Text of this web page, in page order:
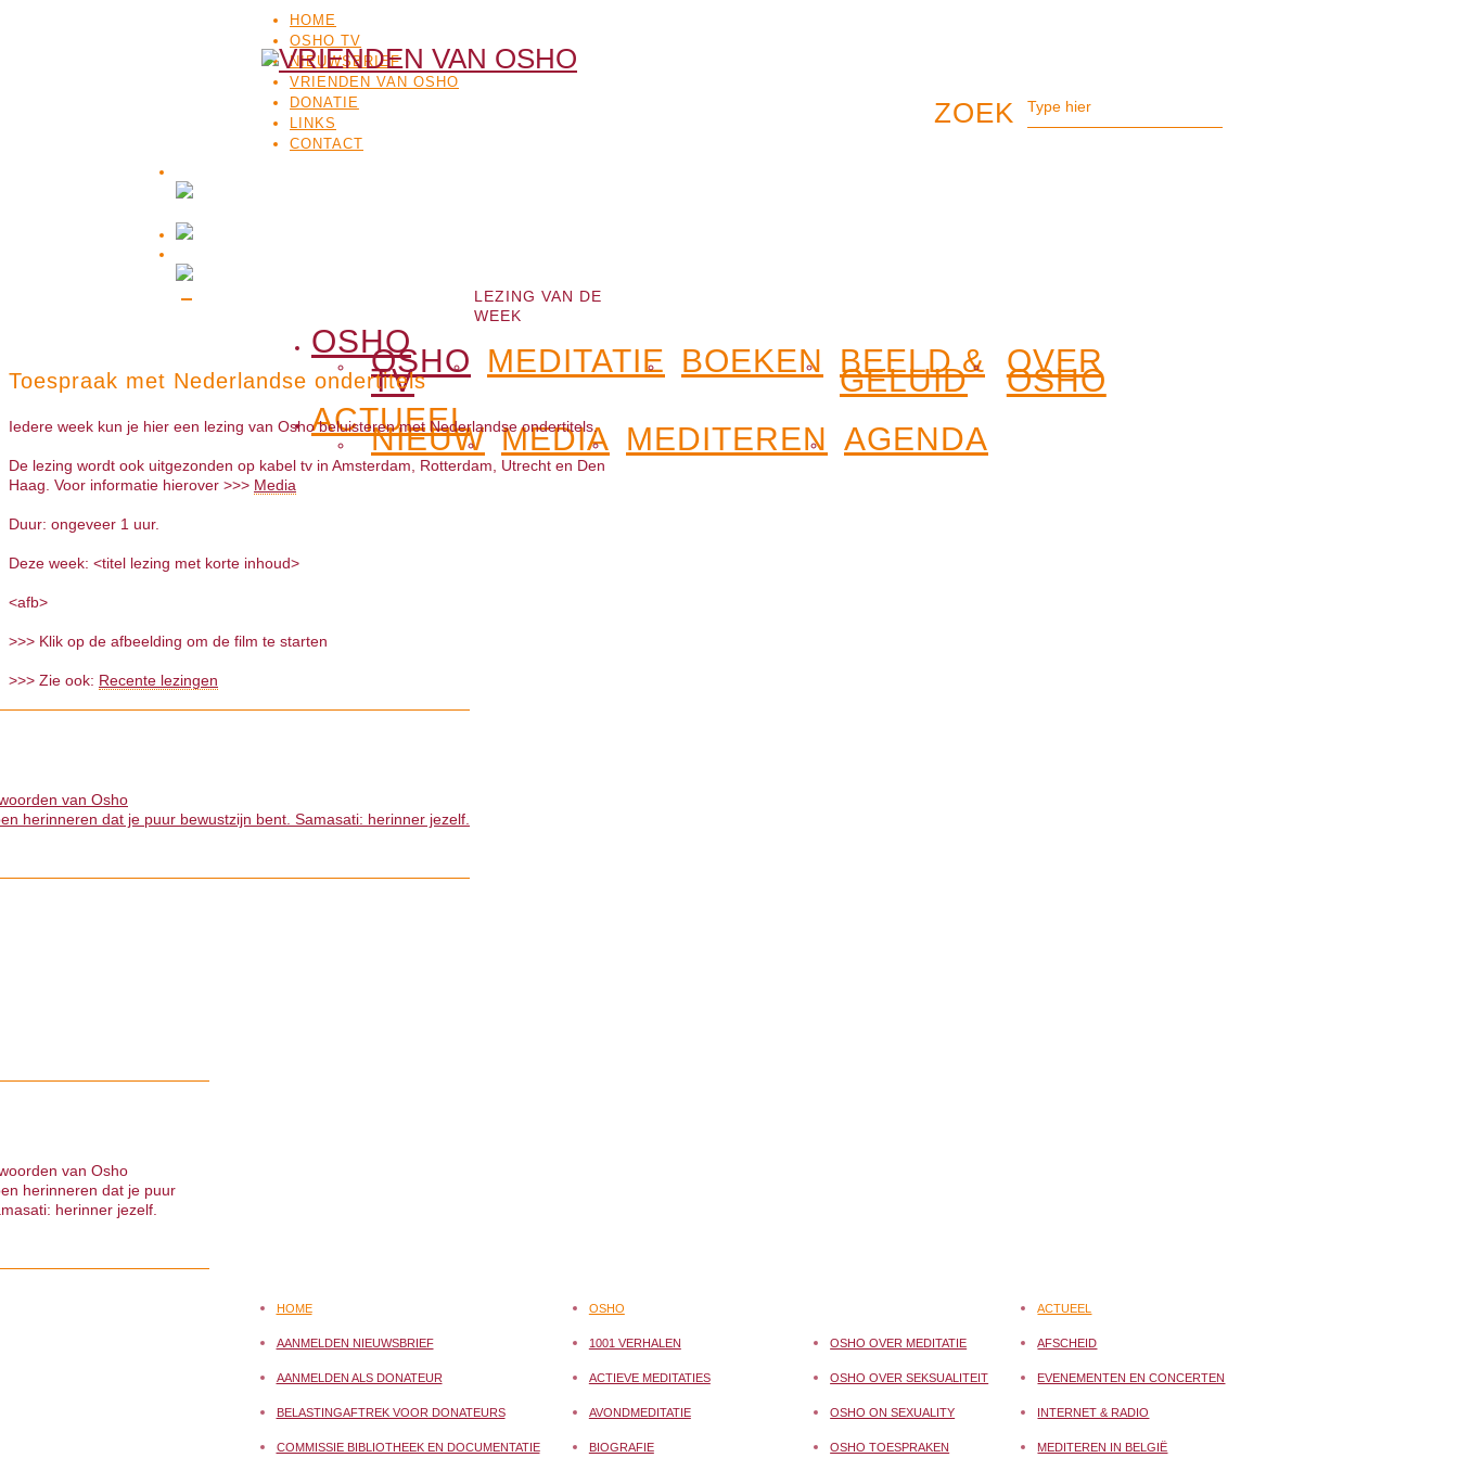
HOME
OSHO TV
NIEUWSBRIEF
VRIENDEN VAN OSHO
DONATIE
LINKS
CONTACT
OSHO
OSHO
TV
MEDITATIE BOEKEN BEELD &
GELUID
OVER
OSHO
ACTUEEL
NIEUW MEDIA MEDITEREN AGENDA
LEZING VAN DE
WEEK
Toespraak met Nederlandse ondertitels
Iedere week kun je hier een lezing van Osho beluisteren met Nederlandse ondertitels.
De lezing wordt ook uitgezonden op kabel tv in Amsterdam, Rotterdam, Utrecht en Den
Haag. Voor informatie hierover >>> Media
Duur: ongeveer 1 uur.
Deze week: <titel lezing met korte inhoud>
<afb>
>>> Klik op de afbeelding om de film te starten
>>> Zie ook: Recente lezingen
van Osho
herinneren dat je puur bewustzijn bent. Samasati: herinner jezelf.
van Osho
herinneren dat je puur
herinner jezelf.
HOME
AANMELDEN NIEUWSBRIEF
AANMELDEN ALS DONATEUR
BELASTINGAFTREK VOOR DONATEURS
COMMISSIE BIBLIOTHEEK EN DOCUMENTATIE
OSHO
1001 VERHALEN
ACTIEVE MEDITATIES
AVONDMEDITATIE
BIOGRAFIE
OSHO OVER MEDITATIE
OSHO OVER SEKSUALITEIT
OSHO ON SEXUALITY
OSHO TOESPRAKEN
ACTUEEL
AFSCHEID
EVENEMENTEN EN CONCERTEN
INTERNET & RADIO
MEDITEREN IN BELGIË